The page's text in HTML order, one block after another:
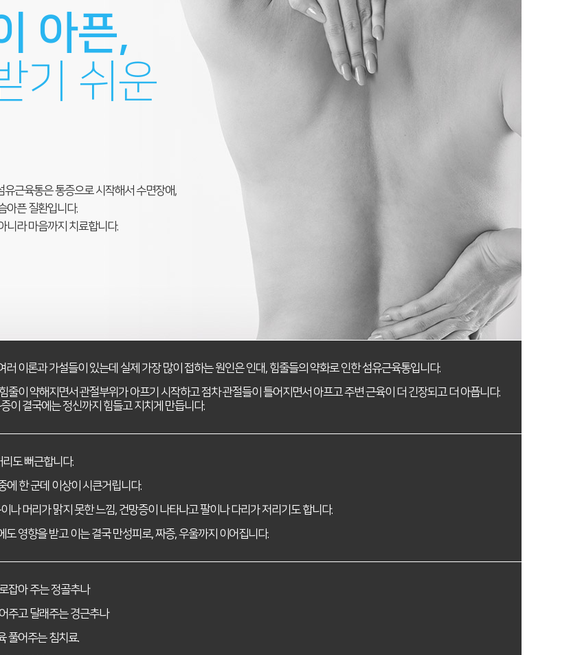
아픈,
기 쉬운
근육통은 통증으로 시작해서 수면장애,
아픈 질환입니다.
니라 마음까지 치료합니다.
러 이론과 가설들이 있는데 실제 가장 많이 접하는 원인은 인대, 힘줄들의 약화로 인한 섬유근육통입니다.
줄이 약해지면서 관절부위가 아프기 시작하고 점차 관절들이 틀어지면서 아프고 주변 근육이 더 긴장되고 더 아픕니다.
이 결국에는 정신까지 힘들고 지치게 만듭니다.
도 뻐근합니다.
에 한 군데 이상이 시큰거립니다.
나 머리가 맑지 못한 느낌, 건망증이 나타나고 팔이나 다리가 저리기도 합니다.
도 영향을 받고 이는 결국 만성피로, 짜증, 우울까지 이어집니다.
잡아 주는 정골추나
주고 달래주는 경근추나
풀어주는 침치료.